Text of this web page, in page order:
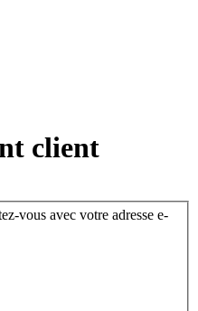
client
vous avec votre adresse e-